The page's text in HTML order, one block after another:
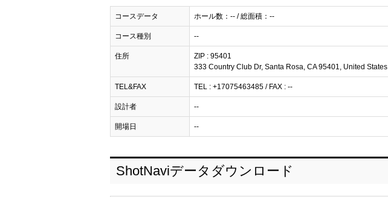
コースデータ ホール数：-- / 総面積：--
コース種別 --
住所
ZIP : 95401
333 Country Club Dr, Santa Rosa, CA 95401, United States
TEL&FAX TEL : +17075463485 / FAX : --
設計者 --
開場日 --
ShotNaviデータダウンロード